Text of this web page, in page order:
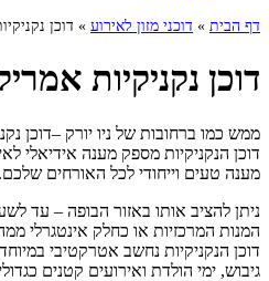
דף הבית » דוכני מזון לאירוע » דוכן
דוכן נקניקיות
ממש כמו ברחובות של ניו יורק –דוכן
דוכן הנקניקיות מספק מענה אידיאלי
מענה טעים וייחודי לכל האורחים שלכם.
ניתן להציב אותו באזור הבופה – עד
המנות המרכזיות או כחלק אינטגרלי
דוכן הנקניקיות נחשב אטרקטיבי
גיבוש, ימי הולדת ואירועים קטנים